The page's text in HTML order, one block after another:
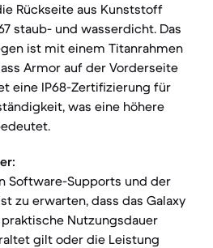
Rückseite aus Kunststoff
staub- und wasserdicht. Das
ist mit einem Titanrahmen
Armor auf der Vorderseite
eine IP68-Zertifizierung für
was eine höhere
Software-Supports und der
zu erwarten, dass das Galaxy
Nutzungsdauer
gilt oder die Leistung